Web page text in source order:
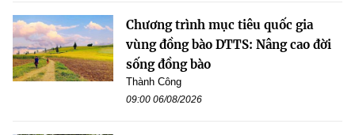
Chương trình mục tiêu quốc gia
vùng đồng bào DTTS: Nâng cao đời
sống đồng bào
Thành Công
09:00 06/08/2026